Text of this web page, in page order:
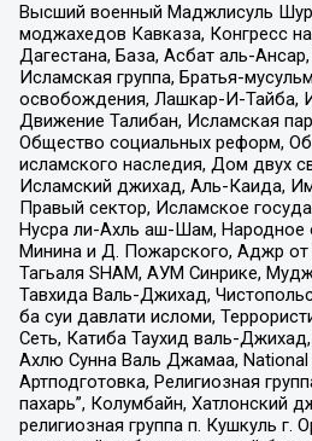
Высший военный Маджлисуль
моджахедов Кавказа, Конгресс
Дагестана, База, Асбат аль-
Исламская группа, Братья-
освобождения, Лашкар-И-Тайба,
Движение Талибан, Исламская
Общество социальных реформ,
исламского наследия, Дом двух
Исламский джихад, Аль-Каида,
Правый сектор, Исламское
Нусра ли-Ахль аш-Шам, Народное
Минина и Д. Пожарского, Аджр от
Тагьаля SHAM, АУМ Синрике,
Тавхида Валь-Джихад,
ба суи давлати исломи,
Сеть, Катиба Таухид валь-
Ахлю Сунна Валь Джамаа, National
Артподготовка, Религиозная
пахарь”, Колумбайн, Хатлонский
религиозная группа п. Кушкуль г.